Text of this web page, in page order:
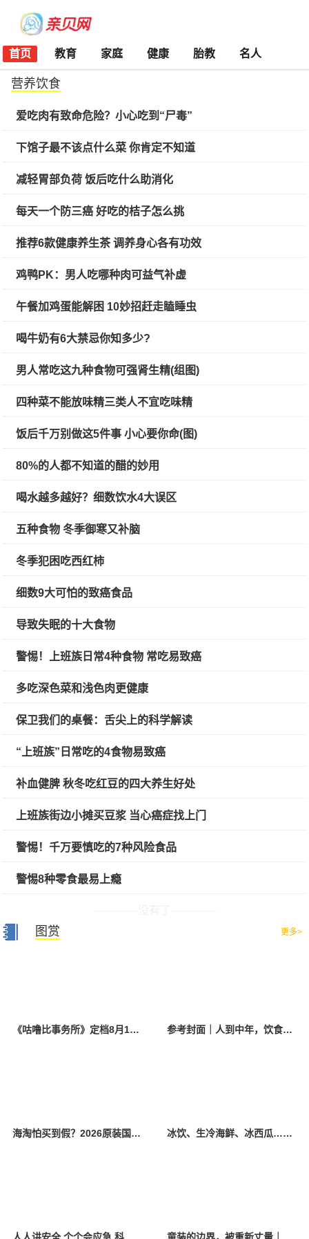
首页 教育 家庭 健康 胎教 名人
营养饮食
爱吃肉有致命危险？小心吃到“尸毒”
下馆子最不该点什么菜 你肯定不知道
减轻胃部负荷 饭后吃什么助消化
每天一个防三癌 好吃的桔子怎么挑
推荐6款健康养生茶 调养身心各有功效
鸡鸭PK：男人吃哪种肉可益气补虚
午餐加鸡蛋能解困 10妙招赶走瞌睡虫
喝牛奶有6大禁忌你知多少?
男人常吃这九种食物可强肾生精(组图)
四种菜不能放味精三类人不宜吃味精
饭后千万别做这5件事 小心要你命(图)
80%的人都不知道的醋的妙用
喝水越多越好？细数饮水4大误区
五种食物 冬季御寒又补脑
冬季犯困吃西红柿
细数9大可怕的致癌食品
导致失眠的十大食物
警惕！上班族日常4种食物 常吃易致癌
多吃深色菜和浅色肉更健康
保卫我们的桌餐：舌尖上的科学解读
“上班族”日常吃的4食物易致癌
补血健脾 秋冬吃红豆的四大养生好处
上班族街边小摊买豆浆 当心癌症找上门
警惕！千万要慎吃的7种风险食品
警惕8种零食最易上瘾
图赏 更多>
《咕噜比事务所》定档8月10日 聚焦儿童情绪教育助力健康成长 参考封面｜人到中年，饮食该如何调整？
海淘怕买到假？2026原装国产羊奶粉靠谱的正规品牌有哪些？ 冰饮、生冷海鲜、冰西瓜……泉州人夏季“标配”饮食极易引发胃肠炎